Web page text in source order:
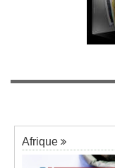
Afrique